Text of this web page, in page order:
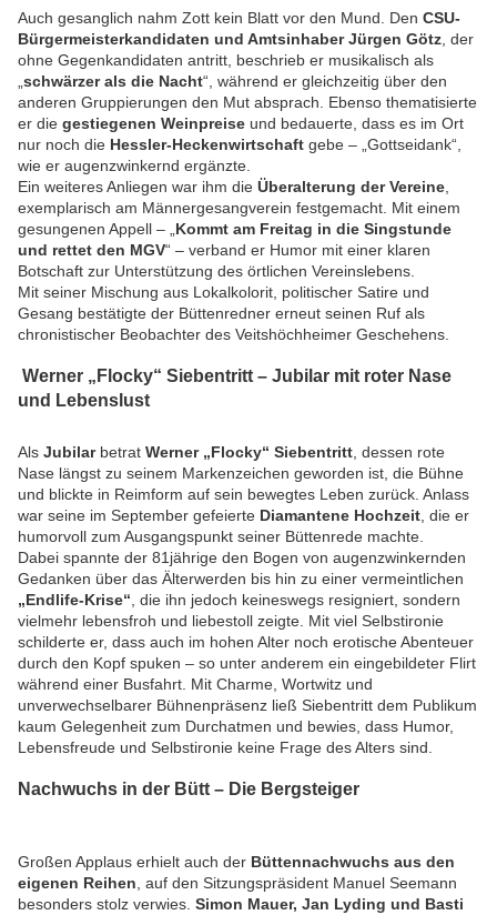
Auch gesanglich nahm Zott kein Blatt vor den Mund. Den CSU-
Bürgermeisterkandidaten und Amtsinhaber Jürgen Götz , der
ohne Gegenkandidaten antritt, beschrieb er musikalisch als
schwärzer als die Nacht“, während er gleichzeitig über den
anderen Gruppierungen den Mut absprach. Ebenso thematisierte
er die gestiegenen Weinpreise und bedauerte, dass es im Ort
nur noch die Hessler-Heckenwirtschaft gebe – „Gottseidank“,
wie er augenzwinkernd ergänzte.
Ein weiteres Anliegen war ihm die Überalterung der Vereine
exemplarisch am Männergesangverein festgemacht. Mit einem
gesungenen Appell – „ Kommt am Freitag in die Singstunde
und rettet den MGV“ – verband er Humor mit einer klaren
Botschaft zur Unterstützung des örtlichen Vereinslebens.
Mit seiner Mischung aus Lokalkolorit, politischer Satire und
Gesang bestätigte der Büttenredner erneut seinen Ruf als
chronistischer Beobachter des Veitshöchheimer Geschehens.
Werner „Flocky“ Siebentritt – Jubilar mit roter Nase
und Lebenslust
Als Jubilarbetrat Werner „Flocky“ Siebentritt , dessen rote
Nase längst zu seinem Markenzeichen geworden ist, die Bühne
und blickte in Reimform auf sein bewegtes Leben zurück. Anlass
war seine im September gefeierte Diamantene Hochzeit , die er
humorvoll zum Ausgangspunkt seiner Büttenrede machte.
Dabei spannte der 81jährige den Bogen von augenzwinkernden
Gedanken über das Älterwerden bis hin zu einer vermeintlichen
„Endlife-Krise“ , die ihn jedoch keineswegs resigniert, sondern
vielmehr lebensfroh und liebestoll zeigte. Mit viel Selbstironie
schilderte er, dass auch im hohen Alter noch erotische Abenteuer
durch den Kopf spuken – so unter anderem ein eingebildeter Flirt
während einer Busfahrt. Mit Charme, Wortwitz und
unverwechselbarer Bühnenpräsenz ließ Siebentritt dem Publikum
kaum Gelegenheit zum Durchatmen und bewies, dass Humor,
Lebensfreude und Selbstironie keine Frage des Alters sind.
Nachwuchs in der Bütt – Die Bergsteiger
Großen Applaus erhielt auch der Büttennachwuchs aus den
eigenen Reihen, auf den Sitzungspräsident Manuel Seemann
besonders stolz verwies. Simon Mauer, Jan Lyding und Basti